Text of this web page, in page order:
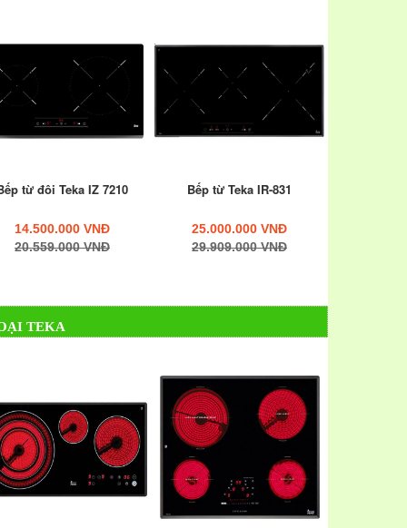
sẽ được công ty TEKA đảm bảo 100% về chất
đó để tri ân khách hàng ủng hộ Siêu thị
mãi hấp dẫn có thể tham khảo
từ đôi Teka IZ 7210
14.500.000 VNĐ
20.559.000 VNĐ
Bếp từ Teka IR-831
25.000.000 VNĐ
29.909.000 VNĐ
TEKA